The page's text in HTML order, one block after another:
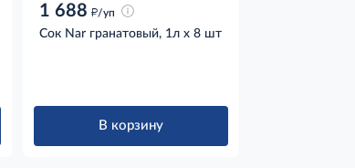
1 688 д/уп
Сок Nar гранатовый, 1л x 8 шт
В корзину